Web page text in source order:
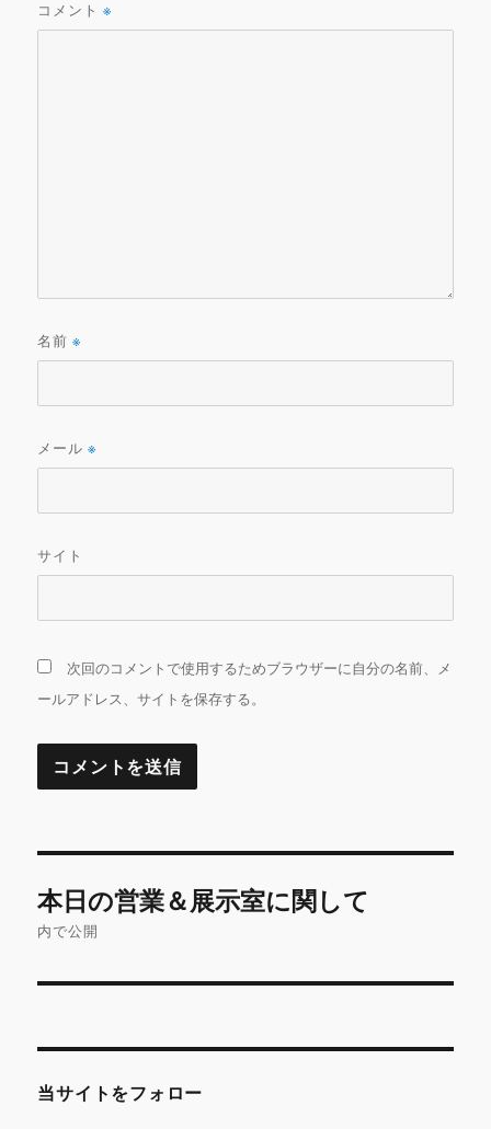
コメント※
名前※
メール※
サイト
次回のコメントで使用するためブラウザーに自分の名前、メ
ールアドレス、サイトを保存する。
稿
ゲ
ー
本日の営業＆展示室に関して
内で公開
当サイトをフォロー